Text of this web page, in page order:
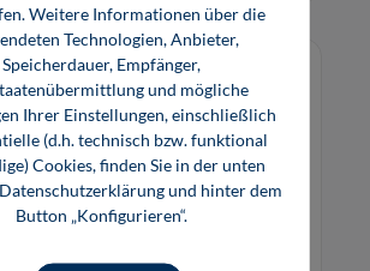
Weitere Informationen über die
Technologien, Anbieter,
Speicherdauer, Empfänger,
und mögliche
Ihrer Einstellungen, einschließlich
(d.h. technisch bzw. funktional
Cookies, finden Sie in der unten
und hinter dem
Button „Konfigurieren“.